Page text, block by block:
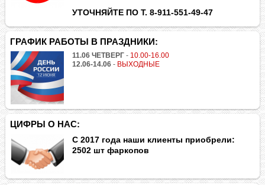
УТОЧНЯЙТЕ ПО Т. 8-911-551-49-47
ГРАФИК РАБОТЫ В ПРАЗДНИКИ:
11.06 ЧЕТВЕРГ - 10.00-16.00
12.06-14.06 - ВЫХОДНЫЕ
ЦИФРЫ О НАС:
С 2017 года наши клиенты приобрели:
2502 шт фаркопов